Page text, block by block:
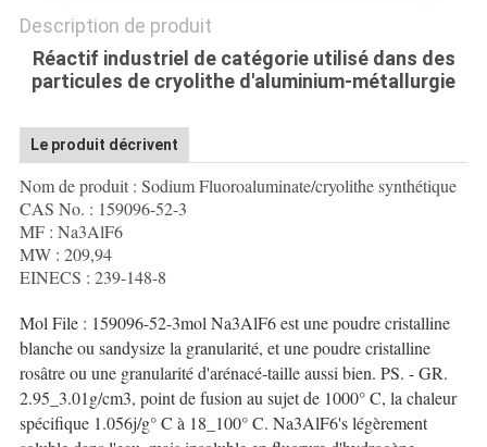
POLITIQUE
DE
CONFIDENTIALITÉ
Description de produit
Réactif industriel de catégorie utilisé dans des
particules de cryolithe d'aluminium-métallurgie
Le produit décrivent
Nom de produit : Sodium Fluoroaluminate/cryolithe synthétique
CAS No. : 159096-52-3
MF : Na3AlF6
MW : 209,94
EINECS : 239-148-8
Mol File : 159096-52-3mol Na3AlF6 est une poudre cristalline
blanche ou sandysize la granularité, et une poudre cristalline
rosâtre ou une granularité d'arénacé-taille aussi bien. PS. - GR.
2.95_3.01g/cm3, point de fusion au sujet de 1000° C, la chaleur
spécifique 1.056j/g° C à 18_100° C. Na3AlF6's légèrement